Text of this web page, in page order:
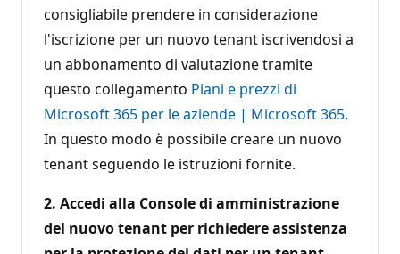
consigliabile prendere in considerazione
l'iscrizione per un nuovo tenant iscrivendosi a
un abbonamento di valutazione tramite
questo collegamento Piani e prezzi di
Microsoft 365 per le aziende | Microsoft 365.
In questo modo è possibile creare un nuovo
tenant seguendo le istruzioni fornite.
2. Accedi alla Console di amministrazione
del nuovo tenant per richiedere assistenza